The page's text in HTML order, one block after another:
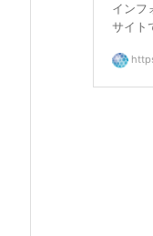
インフ
サイト